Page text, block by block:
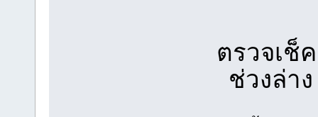
ตรวจเช็
ช่วงล่า